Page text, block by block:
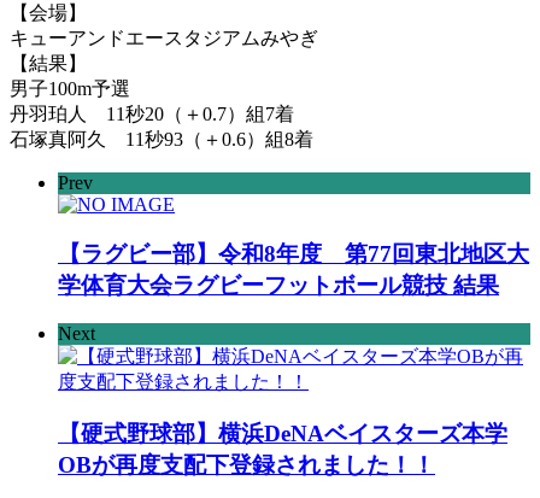
【会場】
キューアンドエースタジアムみやぎ
【結果】
男子100m予選
丹羽珀人 11秒20（＋0.7）組7着
石塚真阿久 11秒93（＋0.6）組8着
Prev
【ラグビー部】令和8年度 第77回東北地区大
学体育大会ラグビーフットボール競技 結果
Next
【硬式野球部】横浜DeNAベイスターズ本学
OBが再度支配下登録されました！！